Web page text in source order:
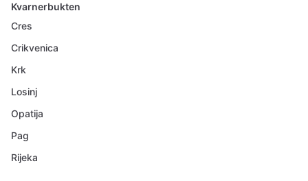
Kvarnerbukten
Cres
Crikvenica
Krk
Losinj
Opatija
Pag
Rijeka